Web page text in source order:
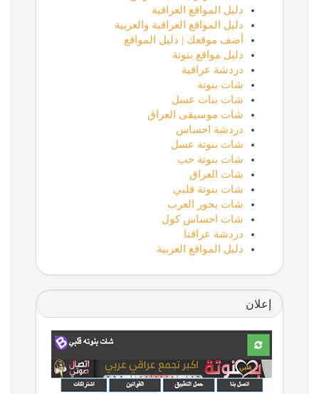
دليل المواقع العراقية
دليل المواقع العراقية والعربية
أضف موقعك | دليل المواقع
دليل مواقع بنوتة
دردشة عراقية
شات بنوتة
شات بنات عسل
شات موسيقى العراق
دردشة احساس
شات بنوتة عسل
شات بنوتة حب
شات العراق
شات بنوتة قلبي
شات بحور العرب
شات احساس كول
دردشة عراقنا
دليل المواقع العربية
إعلان